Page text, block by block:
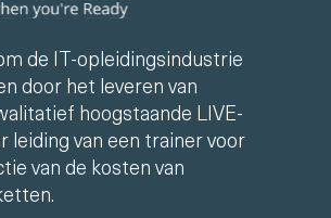
de IT-opleidingsindustrie
door het leveren van
hoogstaande LIVE-
leiding van een trainer voor
van de kosten van